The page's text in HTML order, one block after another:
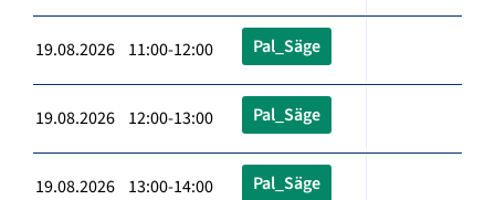
19.08.2026 11:00-12:00 Pal_Säge
19.08.2026 12:00-13:00 Pal_Säge
19.08.2026 13:00-14:00 Pal_Säge